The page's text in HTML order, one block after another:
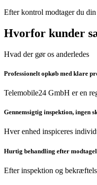
Efter kontrol modtager du
Hvorfor kunder
Hvad der gør os anderledes
Professionelt opkøb med klare
Telemobile24 GmbH er en
Gennemsigtig inspektion, ingen
Hver enhed inspiceres
Hurtig behandling efter
Efter inspektion og